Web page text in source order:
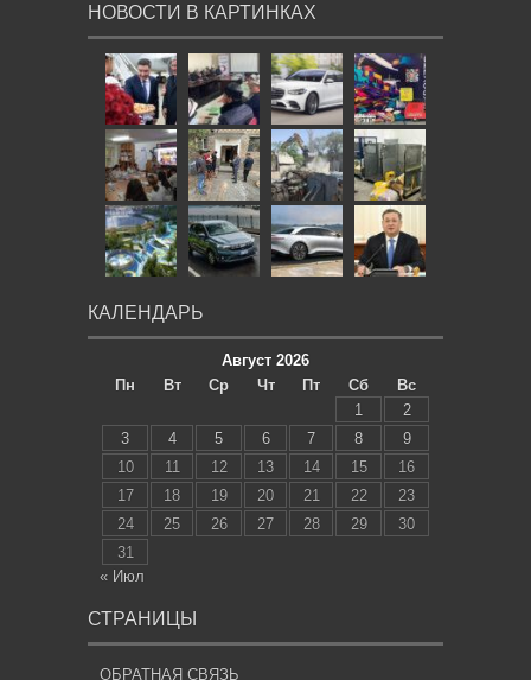
НОВОСТИ В КАРТИНКАХ
КАЛЕНДАРЬ
Август 2026
Пн
Вт Ср Чт Пт Сб
Вс
1
2
3
4 5 6 7 8
9
10
11 12 13 14 15
16
17
18 19 20 21 22
23
24
25 26 27 28 29
30
31
« Июл
СТРАНИЦЫ
ОБРАТНАЯ СВЯЗЬ